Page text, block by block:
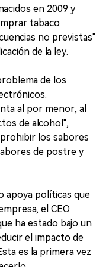
en 2009 y
tabaco
no previstas"
de la ley.
de los
al por menor, al
de alcohol",
los sabores
de postre y
apoya políticas que
el CEO
ha estado bajo un
el impacto de
es la primera vez